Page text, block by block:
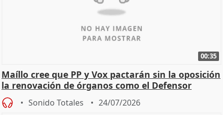
00:35
Maíllo cree que PP y Vox pactarán sin la oposición
la renovación de órganos como el Defensor
Sonido Totales 24/07/2026